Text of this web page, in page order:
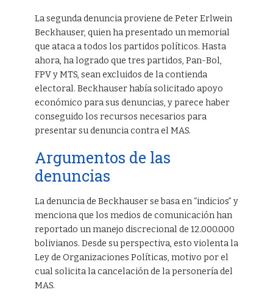
La segunda denuncia proviene de Peter Erlwein
Beckhauser, quien ha presentado un memorial
que ataca a todos los partidos políticos. Hasta
ahora, ha logrado que tres partidos, Pan-Bol,
FPV y MTS, sean excluidos de la contienda
electoral. Beckhauser había solicitado apoyo
económico para sus denuncias, y parece haber
conseguido los recursos necesarios para
presentar su denuncia contra el MAS.
Argumentos de las
denuncias
La denuncia de Beckhauser se basa en “indicios” y
menciona que los medios de comunicación han
reportado un manejo discrecional de 12.000.000
bolivianos. Desde su perspectiva, esto violenta la
Ley de Organizaciones Políticas, motivo por el
cual solicita la cancelación de la personería del
MAS.